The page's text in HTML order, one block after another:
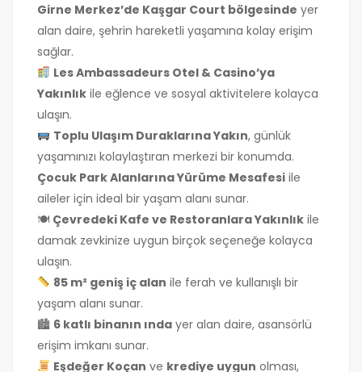
Girne Merkez’de Kaşgar Court bölgesinde yer
alan daire, şehrin hareketli yaşamına kolay erişim
sağlar.
Les Ambassadeurs Otel & Casino’ya
Yakınlık ile eğlence ve sosyal aktivitelere kolayca
ulaşın.
Toplu Ulaşım Duraklarına Yakın, günlük
yaşamınızı kolaylaştıran merkezi bir konumda.
Çocuk Park Alanlarına Yürüme Mesafesi ile
aileler için ideal bir yaşam alanı sunar.
🍽 Çevredeki Kafe ve Restoranlara Yakınlık ile
damak zevkinize uygun birçok seçeneğe kolayca
ulaşın.
85 m² geniş iç alan ile ferah ve kullanışlı bir
yaşam alanı sunar.
🏙 6 katlı binanın ında yer alan daire, asansörlü
erişim imkanı sunar.
Eşdeğer Koçan ve krediye uygun olması,